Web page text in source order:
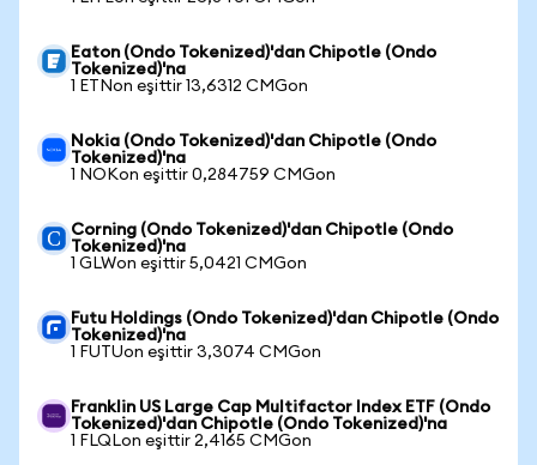
Eaton (Ondo Tokenized)'dan Chipotle (Ondo
Tokenized)'na
1 ETNon eşittir 13,6312 CMGon
Nokia (Ondo Tokenized)'dan Chipotle (Ondo
Tokenized)'na
1 NOKon eşittir 0,284759 CMGon
Corning (Ondo Tokenized)'dan Chipotle (Ondo
Tokenized)'na
1 GLWon eşittir 5,0421 CMGon
Futu Holdings (Ondo Tokenized)'dan Chipotle (Ondo
Tokenized)'na
1 FUTUon eşittir 3,3074 CMGon
Franklin US Large Cap Multifactor Index ETF (Ondo
Tokenized)'dan Chipotle (Ondo Tokenized)'na
1 FLQLon eşittir 2,4165 CMGon